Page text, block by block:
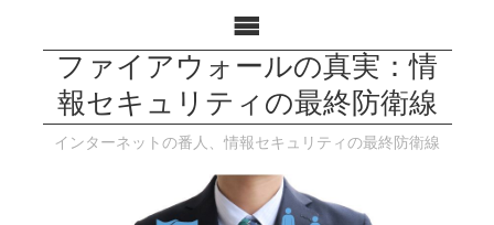
ファイアウォールの真実：情
報セキュリティの最終防衛線
インターネットの番人、情報セキュリティの最終防衛線